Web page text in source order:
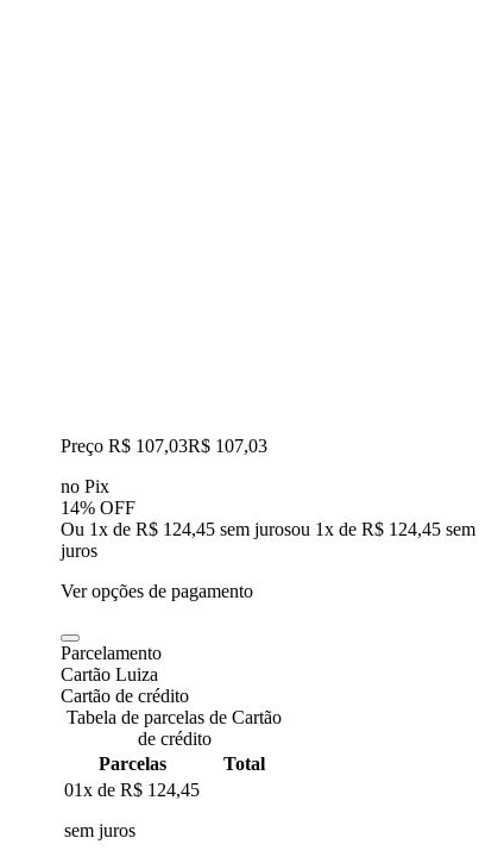
Preço R$ 107,03R$ 107,03
no Pix
14% OFF
Ou 1x de R$ 124,45 sem jurosou 1x de R$ 124,45 sem
juros
Ver opções de pagamento
Parcelamento
Cartão Luiza
Cartão de crédito
Tabela de parcelas de Cartão
de crédito
Parcelas
Total
01x de R$ 124,45
sem juros